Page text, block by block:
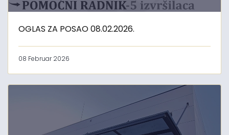
OGLAS ZA POSAO 08.02.2026.
08 Februar 2026